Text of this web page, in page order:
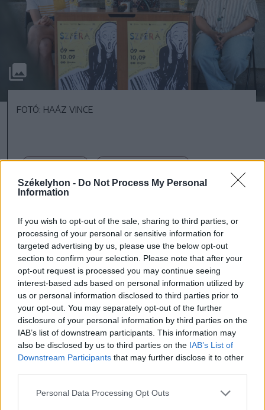
Székelyhon - Do Not Process My Personal
Information
If you wish to opt-out of the sale, sharing to third parties, or
processing of your personal or sensitive information for
targeted advertising by us, please use the below opt-out
section to confirm your selection. Please note that after your
opt-out request is processed you may continue seeing
interest-based ads based on personal information utilized by
us or personal information disclosed to third parties prior to
your opt-out. You may separately opt-out of the further
disclosure of your personal information by third parties on the
IAB’s list of downstream participants. This information may
also be disclosed by us to third parties on the IAB’s List of
Downstream Participants that may further disclose it to other
Personal Data Processing Opt Outs
FOTÓ: HAÁZ VINCE
Marosszék Marosvásárhely
szóljon hozzá!
Ezek is érdekelhetik